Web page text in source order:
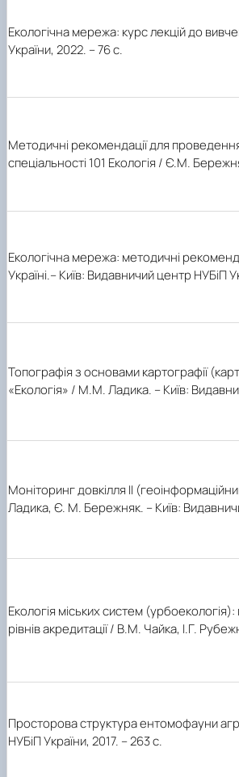
Екологічна мережа: курс лекцій до
України, 2022. – 76 с.
Методичні рекомендації для
спеціальності 101 Екологія / Є.М.
Екологічна мережа: методичні
Україні.– Київ: Видавничий центр НУБіП
Топографія з основами картографії
«Екологія» / М.М. Ладика. – Київ:
Моніторинг довкілля ІІ
Ладика, Є. М. Бережняк. – Київ:
Екологія міських систем
рівнів акредитації / В.М. Чайка, І.Г.
Просторова структура ентомофауни
НУБіП України, 2017. – 263 с.